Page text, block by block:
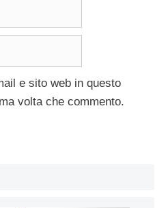
e sito web in questo
volta che commento.